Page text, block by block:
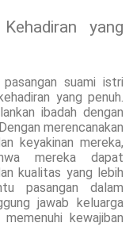
yang
suami istri
yang penuh.
ibadah dengan
merencanakan
keyakinan mereka,
mereka dapat
kualitas yang lebih
pasangan dalam
jawab keluarga
kewajiban